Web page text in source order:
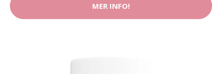
MER INFO!